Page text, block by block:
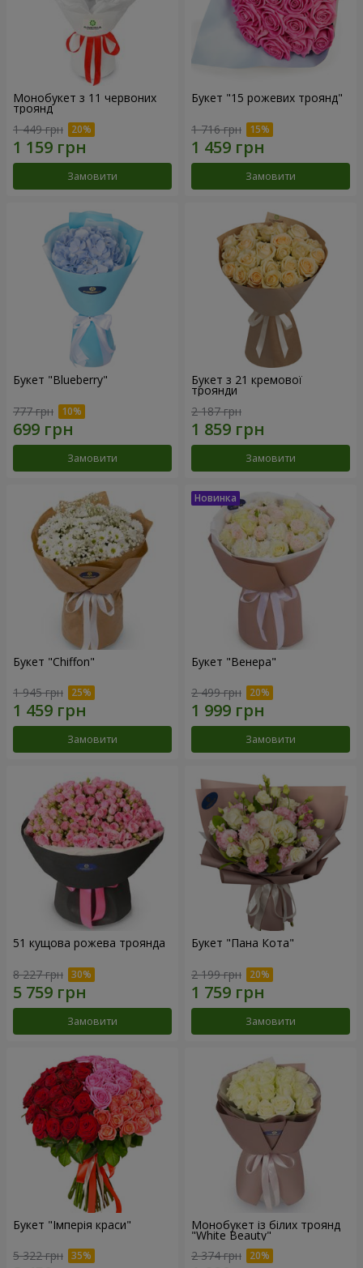
Монобукет з 11 червоних
троянд
1 449 грн
Замовити
Букет "15 рожевих троянд"
1 716 грн
Замовити
Букет "Blueberry"
777 грн
Замовити
Букет з 21 кремової
троянди
2 187 грн
Замовити
Букет "Chiffon"
1 945 грн
Замовити
Букет "Венера"
2 499 грн
Замовити
51 кущова рожева троянда
8 227 грн
Замовити
Букет "Пана Кота"
2 199 грн
Замовити
Букет "Імперія краси"
5 322 грн
Монобукет із білих троянд
"White Beauty"
2 374 грн